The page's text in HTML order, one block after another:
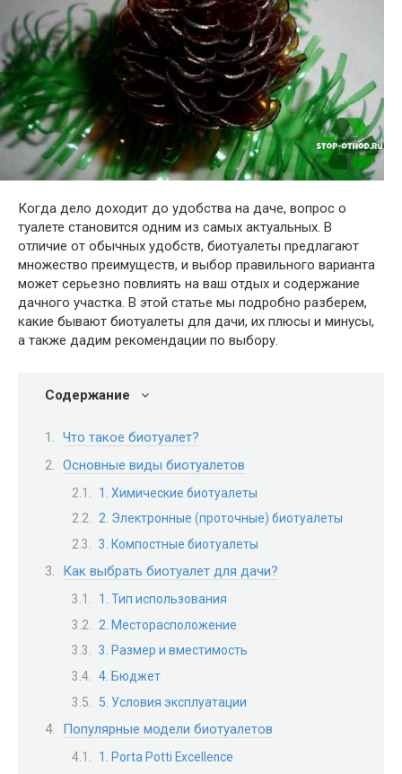
Когда дело доходит до удобства на даче, вопрос о
туалете становится одним из самых актуальных. В
отличие от обычных удобств, биотуалеты предлагают
множество преимуществ, и выбор правильного варианта
может серьезно повлиять на ваш отдых и содержание
дачного участка. В этой статье мы подробно разберем,
какие бывают биотуалеты для дачи, их плюсы и минусы,
а также дадим рекомендации по выбору.
Содержание
Что такое биотуалет?
Основные виды биотуалетов
1. Химические биотуалеты
2. Электронные (проточные) биотуалеты
3. Компостные биотуалеты
Как выбрать биотуалет для дачи?
1. Тип использования
2. Месторасположение
3. Размер и вместимость
4. Бюджет
5. Условия эксплуатации
Популярные модели биотуалетов
1. Porta Potti Excellence